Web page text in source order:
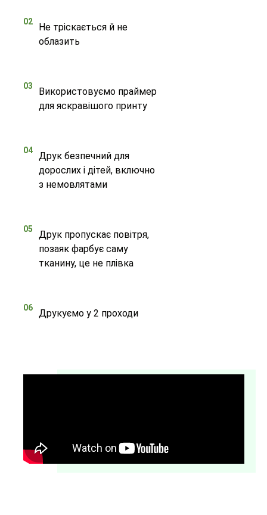
02
Не тріскається й не
облазить
03
Використовуємо праймер
для яскравішого принту
04
Друк безпечний для
дорослих і дітей, включно
з немовлятами
05
Друк пропускає повітря,
позаяк фарбує саму
тканину, це не плівка
06 Друкуємо у 2 проходи